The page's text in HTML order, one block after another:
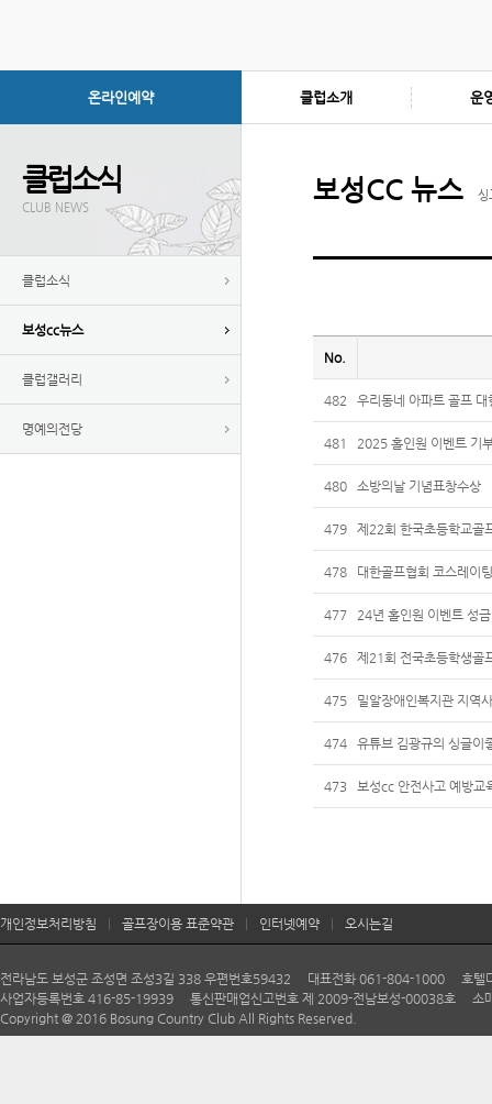
온라인예약 클럽소개 운
클럽소식
CLUB NEWS
클럽소식
보성cc뉴스
클럽갤러리
명예의전당
보성CC 뉴스 싱
No.
482 우리동네 아파트 골프
481 2025 홀인원 이벤트 기
480 소방의날 기념표창수상
479 제22회 한국초등학교골
478 대한골프협회 코스레이
477 24년 홀인원 이벤트 성
476 제21회 전국초등학생골
475 밀알장애인복지관 지역
474 유튜브 김광규의 싱글이
473 보성cc 안전사고 예방교
개인정보처리방침 골프장이용 표준약관 인터넷예약 오시는길
전라남도 보성군 조성면 조성3길 338 우편번호59432 대표전화 061-804-1000
사업자등록번호 416-85-19939 통신판매업신고번호 제 2009-전남보성-00038호 소
Copyright @ 2016 Bosung Country Club All Rights Reserved.